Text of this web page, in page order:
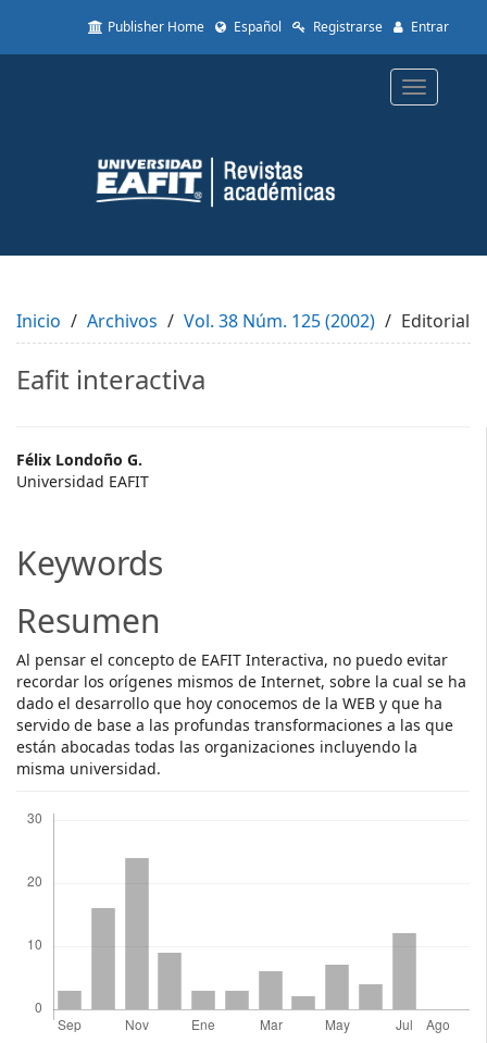
to
Content
Sidebar
Publisher Home Español Registrarse Entrar
Toggle
Inicio Archivos Vol. 38 Núm. 125 (2002) Editorial
Eafit interactiva
Main
Article
Félix Londoño G.
Universidad EAFIT
Keywords
Resumen
Al pensar el concepto de EAFIT Interactiva, no puedo evitar
recordar los orígenes mismos de Internet, sobre la cual se ha
dado el desarrollo que hoy conocemos de la WEB y que ha
servido de base a las profundas transformaciones a las que
están abocadas todas las organizaciones incluyendo la
misma universidad.